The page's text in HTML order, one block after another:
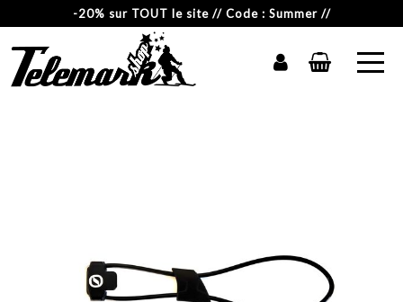
-20% sur TOUT le site // Code : Summer //